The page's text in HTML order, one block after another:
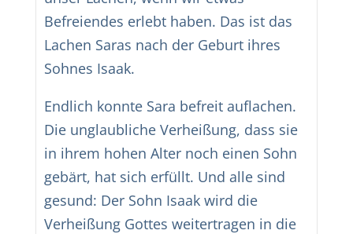
Befreiendes erlebt haben. Das ist das
Lachen Saras nach der Geburt ihres
Sohnes Isaak.
Endlich konnte Sara befreit auflachen.
Die unglaubliche Verheißung, dass sie
in ihrem hohen Alter noch einen Sohn
gebärt, hat sich erfüllt. Und alle sind
gesund: Der Sohn Isaak wird die
Verheißung Gottes weitertragen in die